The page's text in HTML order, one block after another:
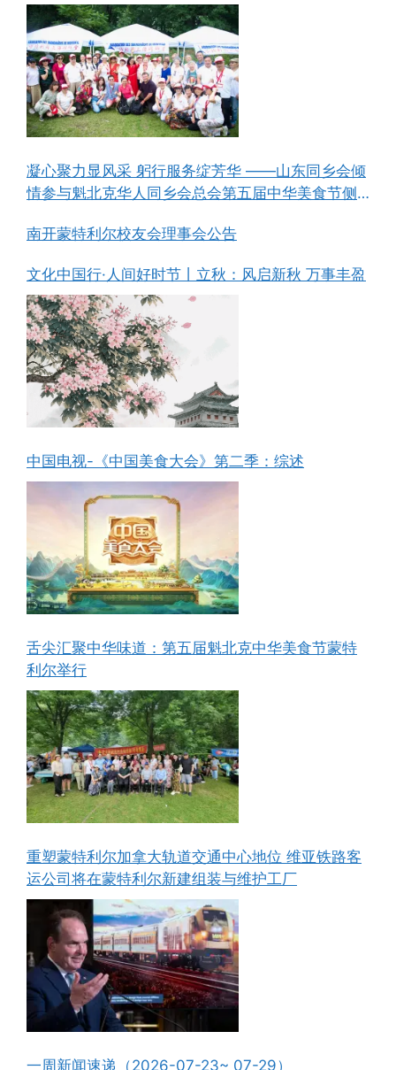
凝心聚力显风采 躬行服务绽芳华 ——山东同乡会倾
情参与魁北克华人同乡会总会第五届中华美食节侧
南开蒙特利尔校友会理事会公告
文化中国行·人间好时节丨立秋：风启新秋 万事丰盈
中国电视-《中国美食大会》第二季：综述
舌尖汇聚中华味道：第五届魁北克中华美食节蒙特
利尔举行
重塑蒙特利尔加拿大轨道交通中心地位 维亚铁路客
运公司将在蒙特利尔新建组装与维护工厂
一周新闻速递（2026-07-23~ 07-29）